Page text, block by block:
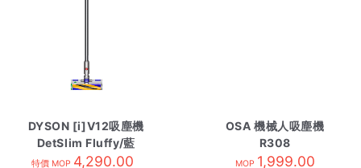
DYSON [i]V12吸塵機
DetSlim Fluffy/藍
特價 MOP 4,290.00
OSA 機械人吸塵機
R308
MOP 1,999.00